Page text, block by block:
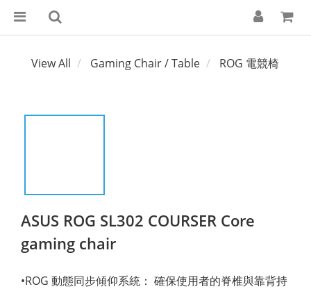
View All Gaming Chair / Table ROG 電競椅
ASUS ROG SL302 COURSER Core
gaming chair
•ROG 動態同步傾仰系統： 確保使用者的脊椎與靠背持